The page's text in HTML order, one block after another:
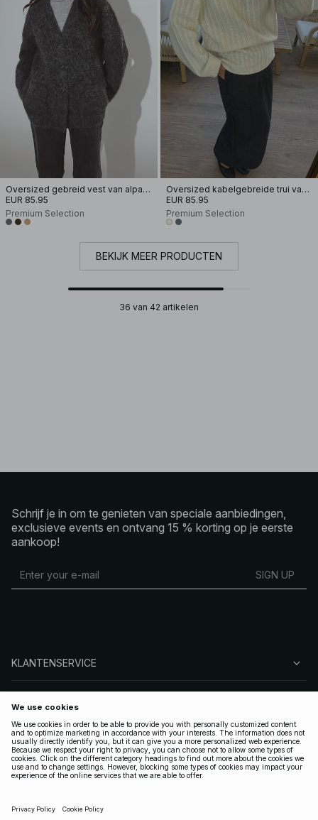
Oversized gebreid vest van alpacamix
EUR 85.95
Premium Selection
Oversized kabelgebreide trui van wol
EUR 85.95
Premium Selection
BEKIJK MEER PRODUCTEN
36 van 42 artikelen
Schrijf je in om te genieten van speciale aanbiedingen,
exclusieve events en ontvang 15 % korting op je eerste
aankoop!
SIGN UP
KLANTENSERVICE
VOLG ONS
LEGAAL